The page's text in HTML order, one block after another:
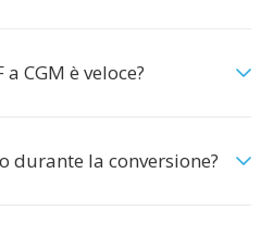
CGM è veloce?
durante la conversione?